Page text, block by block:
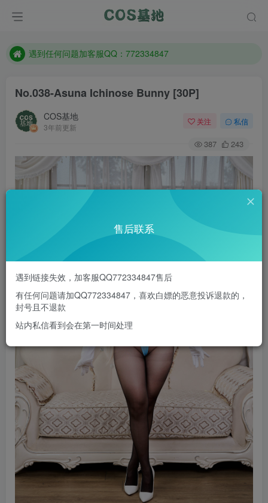
防失联：百度搜索《一七天佳》，实时查看最新站点。
遇到任何问题加客服QQ：772334847
No.038-Asuna Ichinose Bunny [30P]
COS基地
3年前更新
关注 私信
387 243
售后联系
遇到链接失效，加客服QQ772334847售后
有任何问题请加QQ772334847，喜欢白嫖的恶意投诉退款的，
封号且不退款
站内私信看到会在第一时间处理